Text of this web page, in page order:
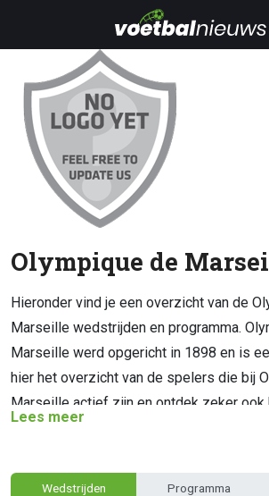
Olympique de
Hieronder vind je een overzicht van de
Marseille wedstrijden en programma.
Marseille werd opgericht in 1898 en is
hier het overzicht van de spelers die bij
Marseille actief zijn en ontdek zeker ook
Olympique de Marseille nieuws.
Lees meer
Wedstrijden Programma